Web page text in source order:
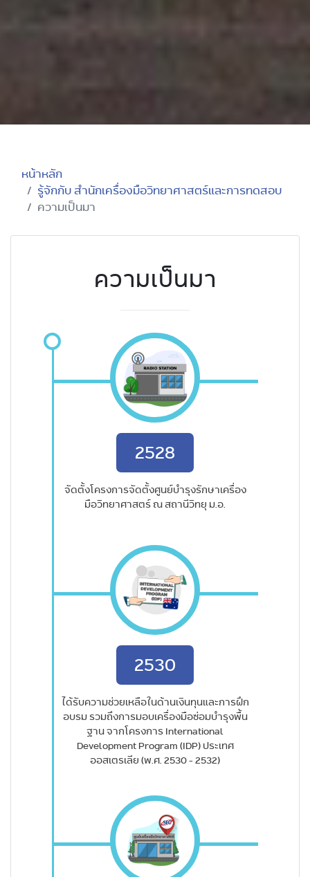
หน้าหลัก
รู้จักกับ สำนักเครื่องมือวิทยาศาสตร์และการทดสอบ
ความเป็นมา
ความเป็นมา
2528
จัดตั้งโครงการจัดตั้งศูนย์บำรุงรักษาเครื่อง
มือวิทยาศาสตร์ ณ สถานีวิทยุ ม.อ.
2530
ได้รับความช่วยเหลือในด้านเงินทุนและการฝึก
อบรม รวมถึงการมอบเครื่องมือซ่อมบำรุงพื้น
ฐาน จากโครงการ International
Development Program (IDP) ประเทศ
ออสเตรเลีย (พ.ศ. 2530 - 2532)